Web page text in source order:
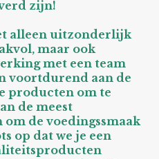
zijn!
alleen uitzonderlijk
maar ook
met een team
voortdurend aan de
producten om te
de meest
de voedingssmaak
op dat we je een